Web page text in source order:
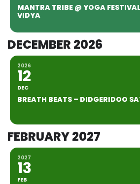
MANTRA TRIBE @ YOGA
VIDYA
DECEMBER 2026
2026
12
DEC
BREATH BEATS – DIDGERIDOO
FEBRUARY 2027
2027
13
FEB